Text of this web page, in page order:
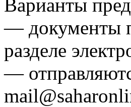
Варианты
— документы
разделе
—